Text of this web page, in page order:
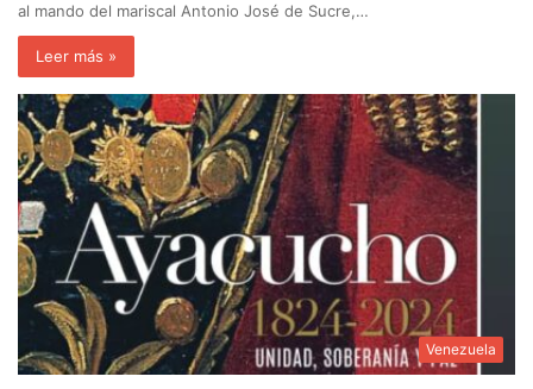
al mando del mariscal Antonio José de Sucre,…
Leer más »
Venezuela